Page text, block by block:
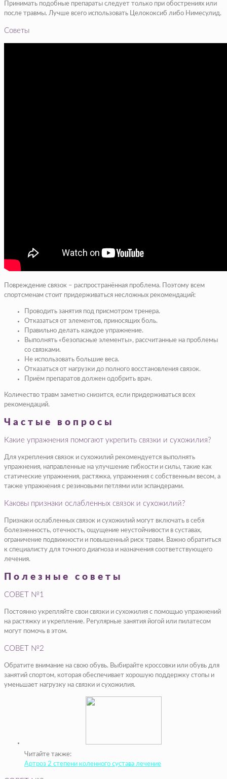
Принимать подобные препараты следует только при обострениях или
после травмы. Лучше всего использовать Целококсиб либо Нимесулид.
Советы
Повреждение связок – распространённая проблема. Поэтому всем
спортсменам стоит придерживаться несложных рекомендаций:
Проводить занятия под присмотром тренера.
Отказаться от элементов, приносящих боль.
Правильно делать каждое упражнение.
Выполнять «безопасные элементы», рассчитанные на проблемы
со связками.
Не использовать большие веса.
Отказаться от нагрузки до полного восстановления связок.
Приём препаратов должен одобрить врач.
Количество травм заметно снизится, если придерживаться всех
рекомендаций.
Частые вопросы
Какие упражнения помогают укрепить связки и сухожилия?
Для укрепления связок и сухожилий рекомендуется выполнять
упражнения, направленные на улучшение гибкости и силы, такие как
статические упражнения, растяжка, упражнения с собственным весом, а
также упражнения с резиновыми петлями или эспандерами.
Каковы признаки ослабленных связок и сухожилий?
Признаки ослабленных связок и сухожилий могут включать в себя
болезненность, отечность, ощущение неустойчивости в суставах,
ограничение подвижности и повышенный риск травм. Важно обратиться
к специалисту для точного диагноза и назначения соответствующего
лечения.
Полезные советы
СОВЕТ №1
Постоянно укрепляйте свои связки и сухожилия с помощью упражнений
на растяжку и укрепление. Регулярные занятия йогой или пилатесом
могут помочь в этом.
СОВЕТ №2
Обратите внимание на свою обувь. Выбирайте кроссовки или обувь для
занятий спортом, которая обеспечивает хорошую поддержку стопы и
уменьшает нагрузку на связки и сухожилия.
Читайте также:
Артроз 2 степени коленного сустава лечение